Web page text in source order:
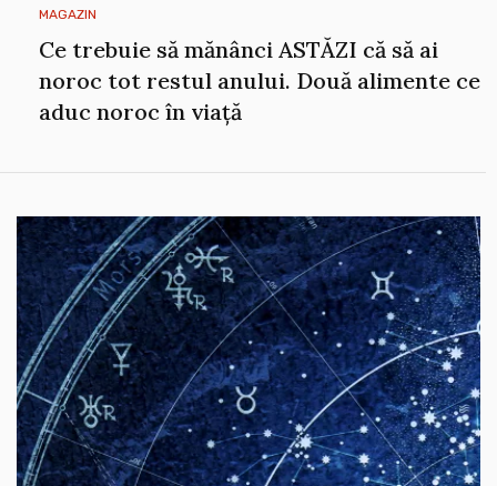
MAGAZIN
Ce trebuie să mănânci ASTĂZI că să ai
noroc tot restul anului. Două alimente ce
aduc noroc în viață